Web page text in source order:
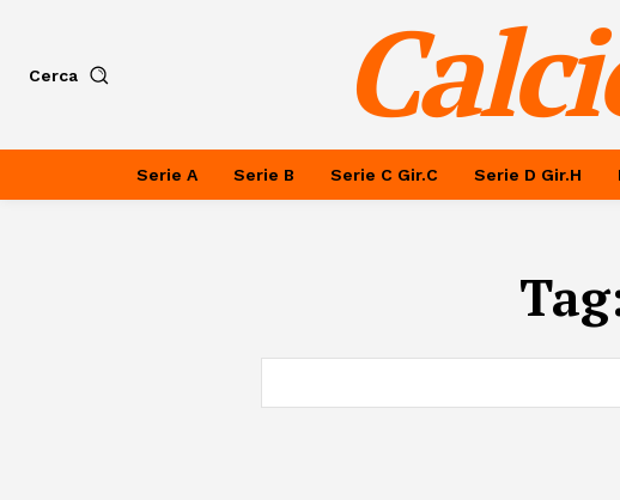
Cerca
Serie A Serie B Serie C Gir.C Serie D Gir.H